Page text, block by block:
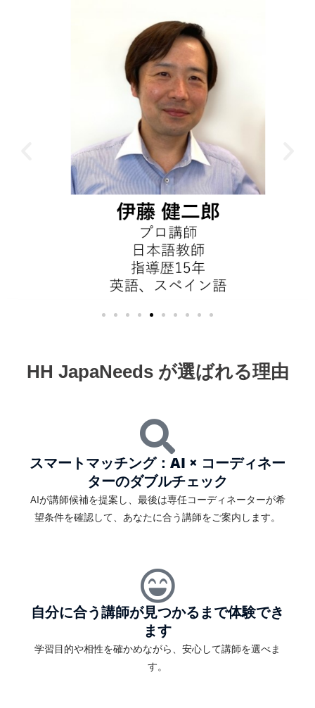
HH JapaNeeds が選ばれる理由
スマートマッチング：AI × コーディネー
ターのダブルチェック
AIが講師候補を提案し、最後は専任コーディネーターが希
望条件を確認して、あなたに合う講師をご案内します。
自分に合う講師が見つかるまで体験でき
ます
学習目的や相性を確かめながら、安心して講師を選べま
す。